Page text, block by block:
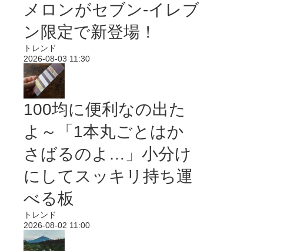
メロンがセブン‐イレブ
ン限定で新登場！
トレンド
2026-08-03 11:30
100均に便利なの出た
よ～「1本丸ごとはか
さばるのよ…」小分け
にしてスッキリ持ち運
べる板
トレンド
2026-08-02 11:00